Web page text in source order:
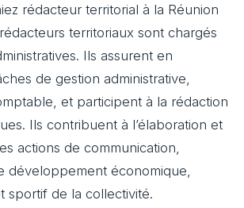
rédacteur territorial à la Réunion
territoriaux sont chargés
Ils assurent en
de gestion administrative,
et participent à la rédaction
Ils contribuent à l’élaboration et
actions de communication,
développement économique,
sportif de la collectivité.